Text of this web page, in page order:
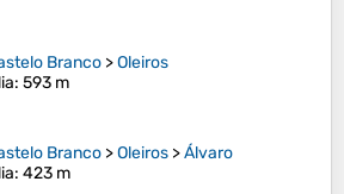
Branco >Oleiros
: 593 m
Branco >Oleiros >Álvaro
: 423 m